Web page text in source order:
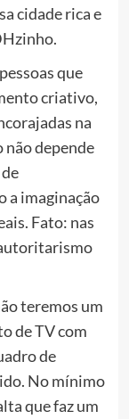
cidade rica e
que
criativo,
na
não depende
a imaginação
Fato: nas
teremos um
de TV com
de
No mínimo
que faz um